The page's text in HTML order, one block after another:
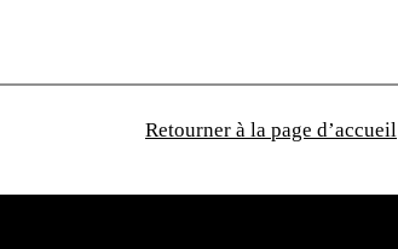
Retourner à la page d’accueil